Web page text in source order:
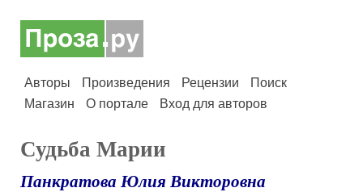
Авторы Произведения Рецензии
Поиск
Магазин
О портале Вход для авторов
Судьба Марии
Панкратова Юлия Викторовна